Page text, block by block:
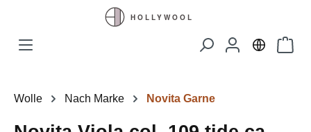
Zum Hauptinhalt springen
Wolle Nach Marke Novita Garne